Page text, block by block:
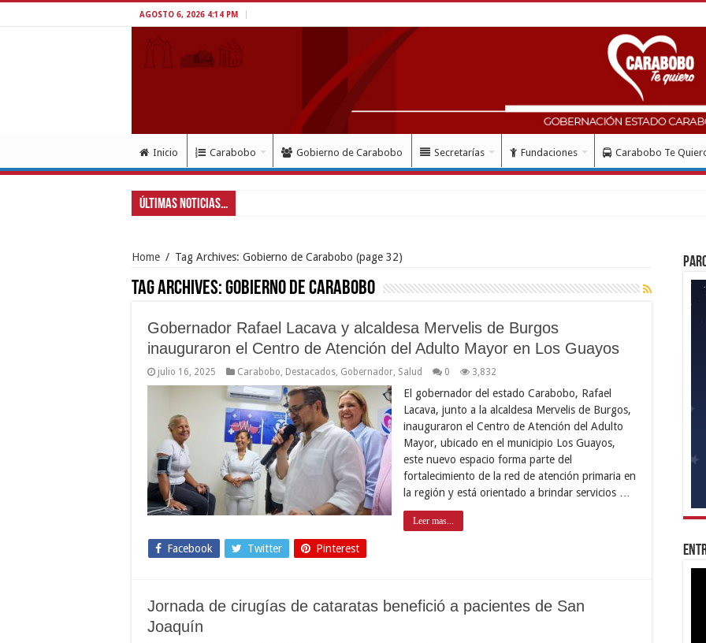
AGOSTO 6, 2026 4:14 PM
Inicio Carabobo Gobierno de Carabobo Secretarías Fundaciones Carabobo Te
Últimas Noticias...
Home / Tag Archives: Gobierno de Carabobo (page 32)
Tag Archives:Gobierno de Carabobo
Gobernador Rafael Lacava y alcaldesa Mervelis de Burgos
inauguraron el Centro de Atención del Adulto Mayor en Los Guayos
julio 16, 2025 Carabobo Destacados Gobernador Salud 0 3,832
El gobernador del estado Carabobo, Rafael
Lacava, junto a la alcaldesa Mervelis de Burgos,
inauguraron el Centro de Atención del Adulto
Mayor, ubicado en el municipio Los Guayos,
este nuevo espacio forma parte del
fortalecimiento de la red de atención primaria en
la región y está orientado a brindar servicios …
Leer mas...
Facebook Twitter Pinterest
Jornada de cirugías de cataratas benefició a pacientes de San
Joaquín